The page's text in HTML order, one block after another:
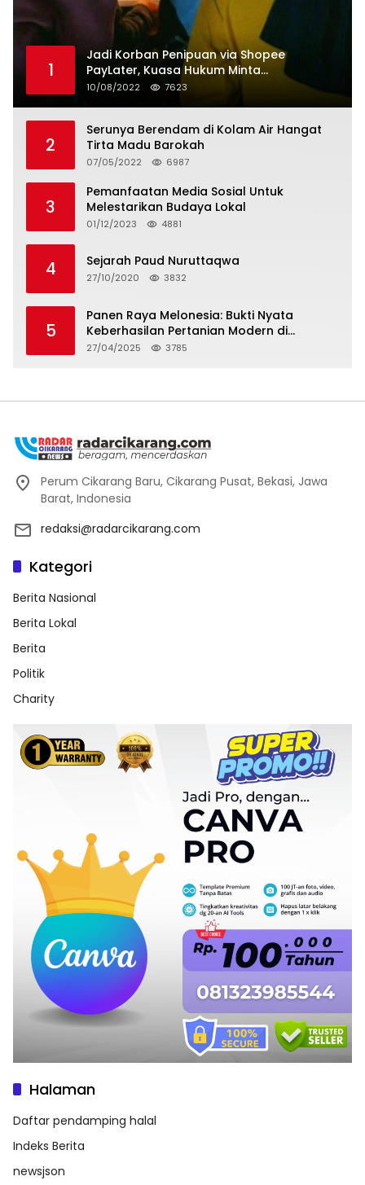
1
Jadi Korban Penipuan via Shopee
PayLater, Kuasa Hukum Minta
Penangguhan Tagihan dan Hapus Bunga
10/08/2022 7623
2
Serunya Berendam di Kolam Air Hangat
Tirta Madu Barokah
07/05/2022 6987
3
Pemanfaatan Media Sosial Untuk
Melestarikan Budaya Lokal
01/12/2023 4881
4 Sejarah Paud Nuruttaqwa
27/10/2020 3832
5
Panen Raya Melonesia: Bukti Nyata
Keberhasilan Pertanian Modern di
Kabupaten Bekasi
27/04/2025 3785
Perum Cikarang Baru, Cikarang Pusat, Bekasi, Jawa
Barat, Indonesia
redaksi@radarcikarang.com
Kategori
Berita Nasional
Berita Lokal
Berita
Politik
Charity
Halaman
Daftar pendamping halal
Indeks Berita
newsjson